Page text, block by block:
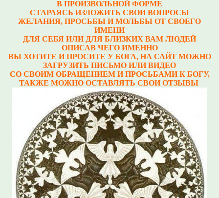
В ПРОИЗВОЛЬНОЙ ФОРМЕ
СТАРАЯСЬ ИЗЛОЖИТЬ СВОИ ВОПРОСЫ
ЖЕЛАНИЯ, ПРОСЬБЫ И МОЛЬБЫ ОТ СВОЕГО
ИМЕНИ
ДЛЯ СЕБЯ ИЛИ ДЛЯ БЛИЗКИХ ВАМ ЛЮДЕЙ
ОПИСАВ ЧЕГО ИМЕННО
ВЫ ХОТИТЕ И ПРОСИТЕ У БОГА, НА САЙТ МОЖНО
ЗАГРУЗИТЬ ПИСЬМО ИЛИ ВИДЕО
СО СВОИМ ОБРАЩЕНИЕМ И ПРОСЬБАМИ К БОГУ,
ТАКЖЕ МОЖНО ОСТАВЛЯТЬ СВОИ ОТЗЫВЫ